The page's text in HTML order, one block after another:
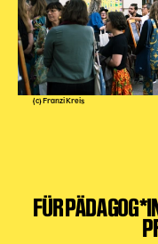
(c) Franzi Kreis
FÜR